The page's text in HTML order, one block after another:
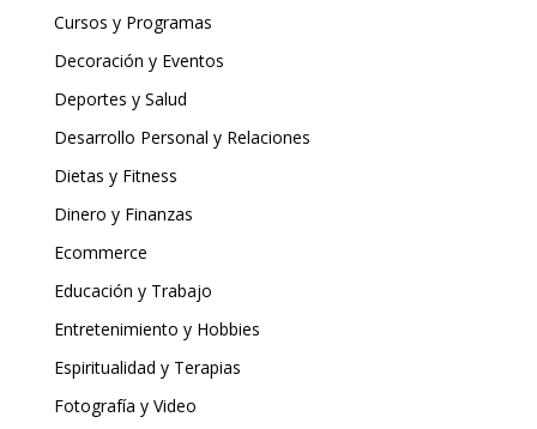
Cursos y Programas
Decoración y Eventos
Deportes y Salud
Desarrollo Personal y Relaciones
Dietas y Fitness
Dinero y Finanzas
Ecommerce
Educación y Trabajo
Entretenimiento y Hobbies
Espiritualidad y Terapias
Fotografía y Video